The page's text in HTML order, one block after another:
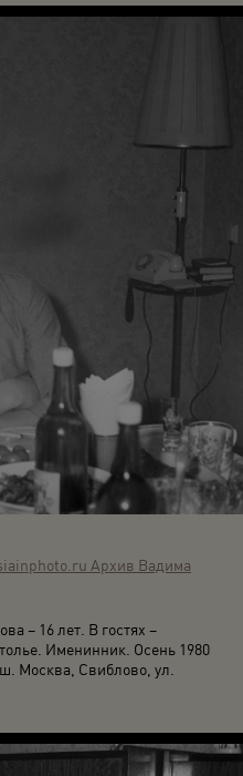
Архив Вадима
– 16 лет. В гостях –
Именинник. Осень 1980
Москва, Свиблово, ул.